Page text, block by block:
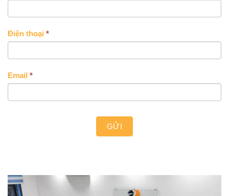
Điện thoại *
Email *
GỬI